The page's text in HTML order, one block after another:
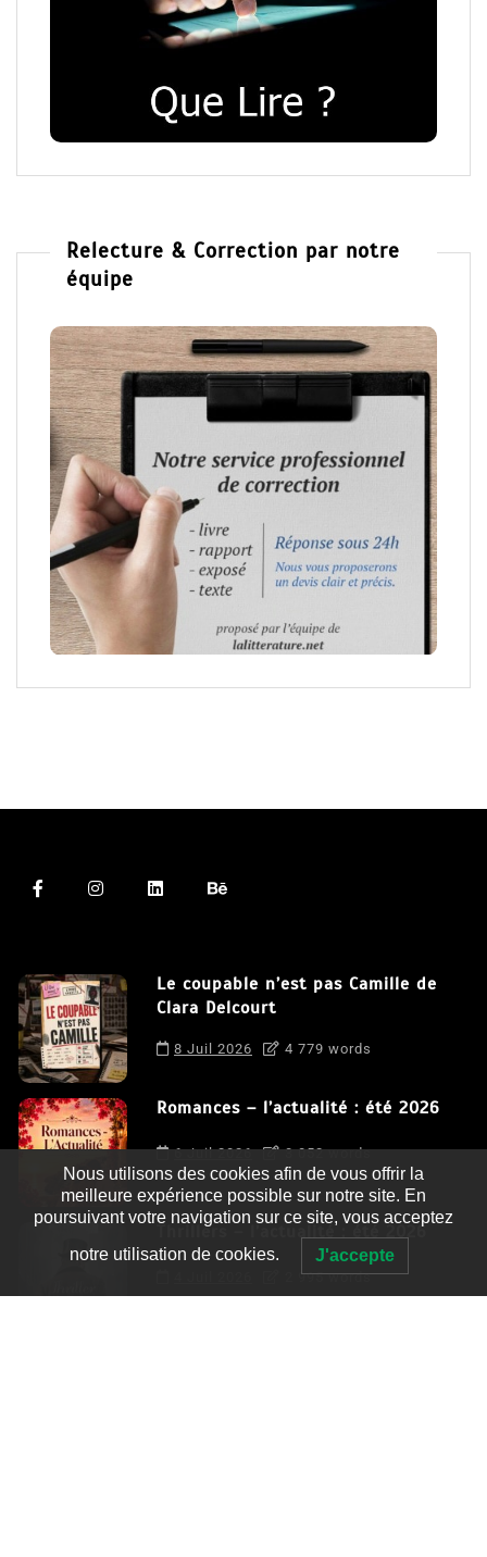
Relecture & Correction par notre
équipe
Le coupable n’est pas Camille de
Clara Delcourt
8 Juil 2026 4 779 words
Romances – l’actualité : été 2026
6 Juil 2026 3 052 words
Thrillers – l’actualité : été 2026
2 995 words
Nous utilisons des cookies afin de vous offrir la
meilleure expérience possible sur notre site. En
poursuivant votre navigation sur ce site, vous acceptez
notre utilisation de cookies. J'accepte